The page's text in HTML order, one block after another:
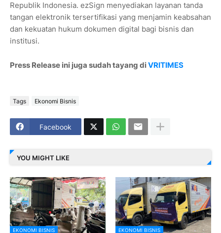
Republik Indonesia. ezSign menyediakan layanan tanda
tangan elektronik tersertifikasi yang menjamin keabsahan
dan kekuatan hukum dokumen digital bagi bisnis dan
institusi.
Press Release ini juga sudah tayang diVRITIMES
Tags Ekonomi Bisnis
Facebook
YOU MIGHT LIKE
EKONOMI BISNIS EKONOMI BISNIS